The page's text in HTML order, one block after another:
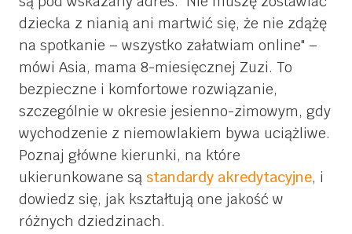
dziecka z nianią ani martwić się, że nie zdążę
na spotkanie – wszystko załatwiam online –
mówi Asia, mama 8-miesięcznej Zuzi. To
bezpieczne i komfortowe rozwiązanie,
szczególnie w okresie jesienno-zimowym, gdy
wychodzenie z niemowlakiem bywa uciążliwe.
Poznaj główne kierunki, na które
ukierunkowane są standardy akredytacyjne, i
dowiedz się, jak kształtują one jakość w
różnych dziedzinach.